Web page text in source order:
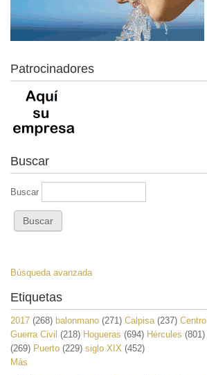
Patrocinadores
Buscar
Buscar
Búsqueda avanzada
Etiquetas
2017 (268) balonmano (271) Calpisa (237) Centro
Guerra Civil (218) Hogueras (694) Hércules (801)
(269) Puerto (229) siglo XIX (452)
Más